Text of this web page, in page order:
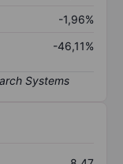
-1,96%
-46,11%